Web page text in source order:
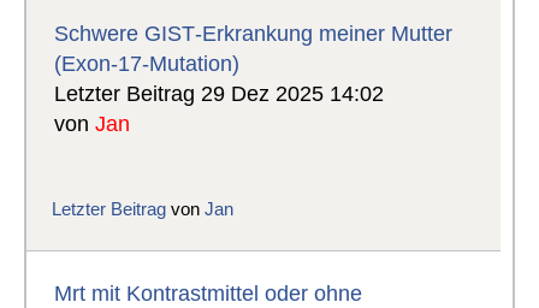
Schwere GIST‑Erkrankung meiner Mutter
(Exon‑17‑Mutation)
Letzter Beitrag 29 Dez 2025 14:02
vonJan
Letzter Beitrag vonJan
Mrt mit Kontrastmittel oder ohne